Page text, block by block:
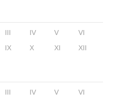
III IV V
VI
IX X XI XII
III IV V
VI